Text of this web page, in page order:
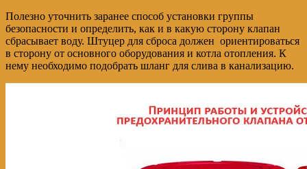
Полезно уточнить заранее способ установки группы
безопасности и определить, как и в какую сторону клапан
сбрасывает воду. Штуцер для сброса должен ориентироваться
в сторону от основного оборудования и котла отопления. К
нему необходимо подобрать шланг для слива в канализацию.